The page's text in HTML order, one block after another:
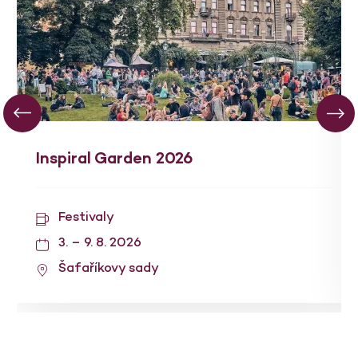
Inspiral Garden 2026
Festivaly
3. – 9. 8. 2026
Šafaříkovy sady